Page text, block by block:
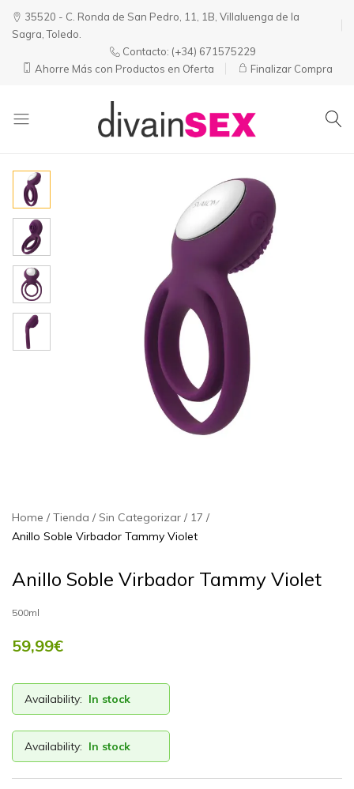
35520 - C. Ronda de San Pedro, 11, 1B, Villaluenga de la
Sagra, Toledo.
Contacto: (+34) 671575229
Ahorre Más con Productos en Oferta
Finalizar Compra
Home Tienda Sin Categorizar
17
Anillo Soble Virbador Tammy Violet
Anillo Soble Virbador Tammy Violet
500ml
59,99€
Availability: In stock
Availability: In stock